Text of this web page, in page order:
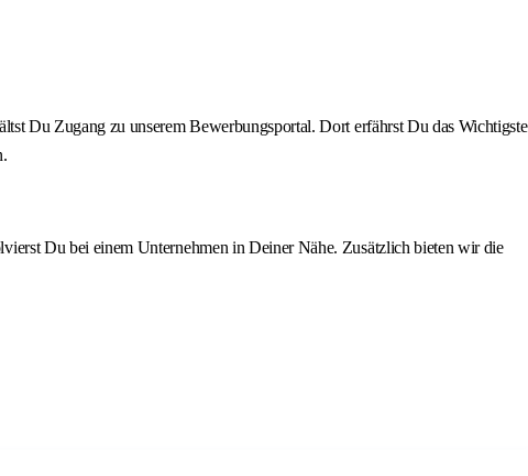
Du Zugang zu unserem Bewerbungsportal. Dort erfährst Du das Wichtigste
Du bei einem Unternehmen in Deiner Nähe. Zusätzlich bieten wir die